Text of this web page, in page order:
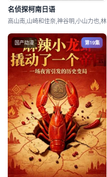
名侦探柯南日语
高山南,山崎和佳奈,神谷明,小山力也,林
国产动漫 第19集